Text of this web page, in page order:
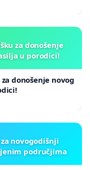
za donošenje
u porodici!
donošenje novog
novogodišnji
područjima